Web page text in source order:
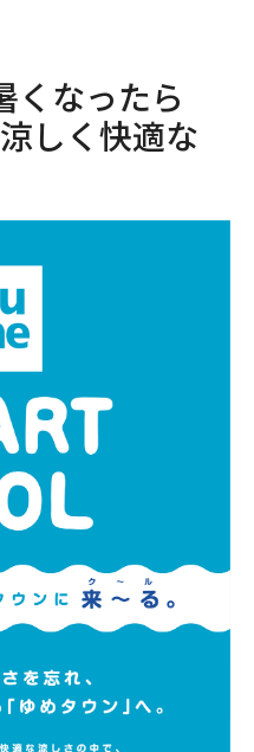
くなったら
涼しく快適な